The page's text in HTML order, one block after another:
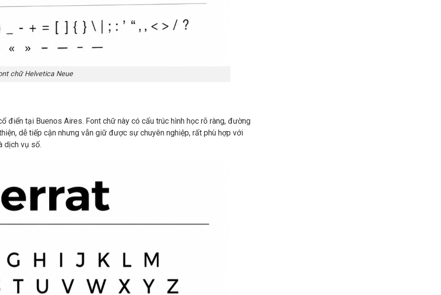
chữ Helvetica Neue
tại Buenos Aires. Font chữ này có cấu trúc hình học rõ ràng, đường
dễ tiếp cận nhưng vẫn giữ được sự chuyên nghiệp, rất phù hợp với
dịch vụ số.